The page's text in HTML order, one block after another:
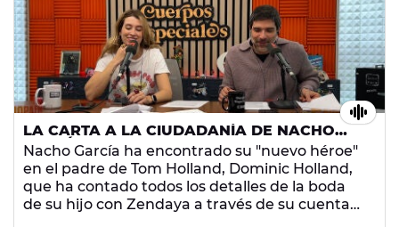
LA CARTA A LA CIUDADANÍA DE NACHO
GARCÍA A DOMINIC HOLLAND, PADRE DE
TOM HOLLAND
Nacho García ha encontrado su "nuevo héroe"
en el padre de Tom Holland, Dominic Holland,
que ha contado todos los detalles de la boda
de su hijo con Zendaya a través de su cuenta